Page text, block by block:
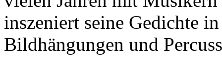
inszeniert seine Gedichte
Bildhängungen und